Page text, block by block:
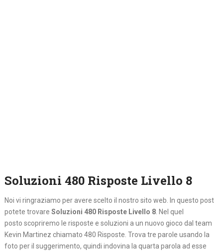
Soluzioni 480 Risposte Livello 8
Noi vi ringraziamo per avere scelto il nostro sito web. In questo post
potete trovare Soluzioni 480 Risposte Livello 8. Nel quel
posto scopriremo le risposte e soluzioni a un nuovo gioco dal team
Kevin Martinez chiamato 480 Risposte. Trova tre parole usando la
foto per il suggerimento, quindi indovina la quarta parola ad esse